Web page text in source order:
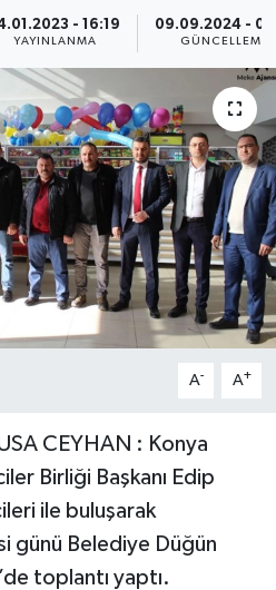
- 16:19
YAYINLANMA
09.09.2024 -
GÜNCELLEME
A- A+
CEYHAN : Konya
Birliği Başkanı Edip
ile buluşarak
günü Belediye Düğün
toplantı yaptı.